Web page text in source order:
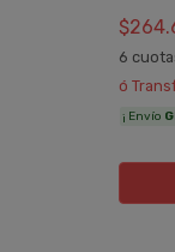
6
ó
¡ Envío